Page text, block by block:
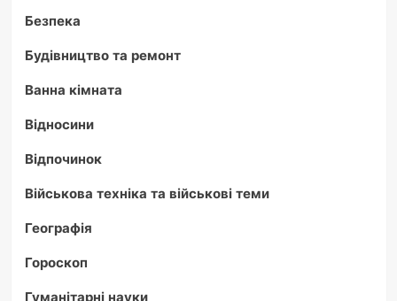
Безпека
Будівництво та ремонт
Ванна кімната
Відносини
Відпочинок
Військова техніка та військові теми
Географія
Гороскоп
Гуманітарні науки